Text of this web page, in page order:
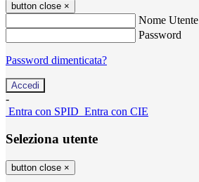
button close ×
Nome Utente
Password
Password dimenticata?
-
Entra con SPID Entra con CIE
Seleziona utente
button close ×